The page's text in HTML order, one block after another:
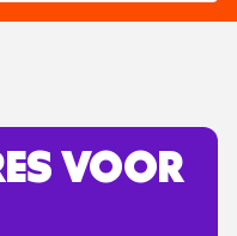
VOOR